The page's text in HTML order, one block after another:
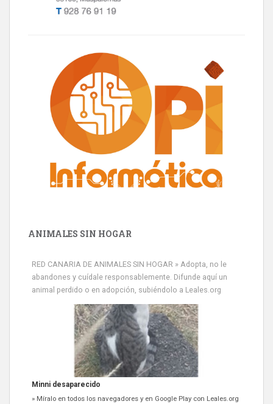
ANIMALES SIN HOGAR
RED CANARIA DE ANIMALES SIN HOGAR » Adopta, no le
abandones y cuídale responsablemente. Difunde aquí un
animal perdido o en adopción, subiéndolo a Leales.org
Minni desaparecido
» Míralo en todos los navegadores y en Google Play con Leales.org